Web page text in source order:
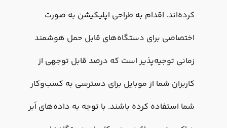
کرده‌اند. اقدام به طراحی اپلیکیشن به صورت
اختصاصی برای دستگاه‌های قابل حمل هوشمند
زمانی توجیه‌‌پذیر است که درصد قابل توجهی از
کاربران شما از موبایل برای دسترسی به کسب‌وکار
شما استفاده کرده باشند. با توجه به داده‌های اَبر